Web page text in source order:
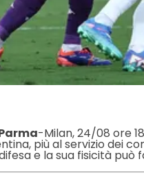
-Milan, 24/08 ore
più al servizio dei
e la sua fisicità può